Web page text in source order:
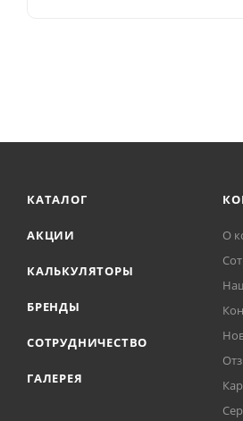
КАТАЛОГ
АКЦИИ
КАЛЬКУЛЯТОРЫ
БРЕНДЫ
СОТРУДНИЧЕСТВО
ГАЛЕРЕЯ
О